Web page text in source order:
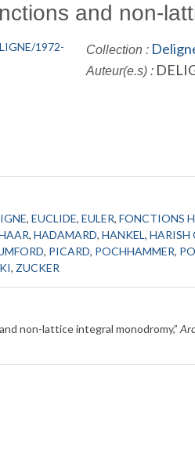
and non-
Collection :
Auteur(e.s) :
,EUCLIDE,EULER,FONCTIONS
,HADAMARD,HANKEL,HARISH
, PICARD, POCHHAMMER,
, ZUCKER
non-lattice integral monodromy,”